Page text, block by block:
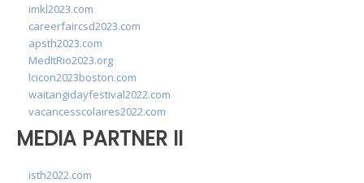
imkl2023.com
careerfaircsd2023.com
apsth2023.com
MedItRio2023.org
lcicon2023boston.com
waitangidayfestival2022.com
vacancesscolaires2022.com
MEDIA PARTNER II
isth2022.com